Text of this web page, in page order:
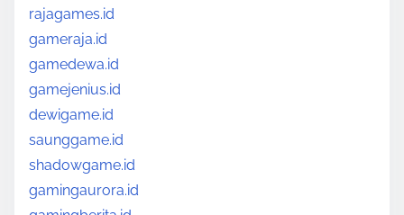
rajagames.id
gameraja.id
gamedewa.id
gamejenius.id
dewigame.id
saunggame.id
shadowgame.id
gamingaurora.id